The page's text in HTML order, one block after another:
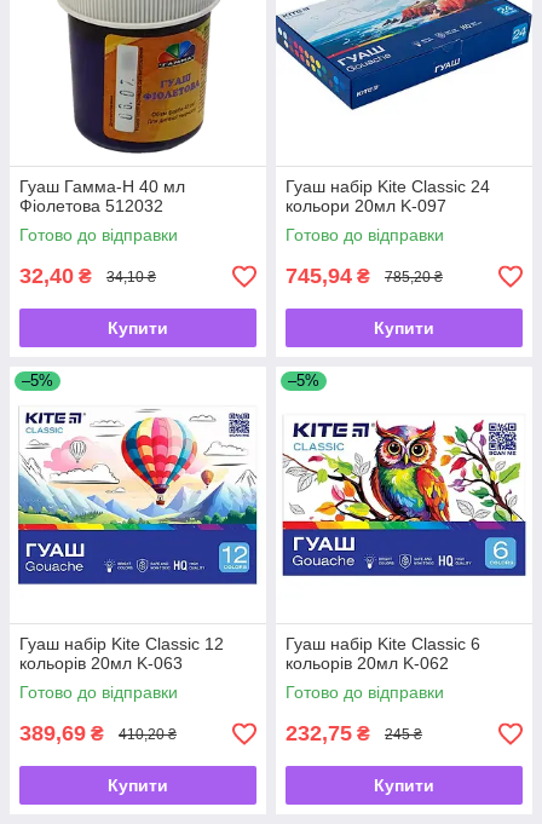
Гуаш Гамма-Н 40 мл
Фіолетова 512032
Готово до відправки
32,40 ₴ 34,10 ₴
Купити
Гуаш набір Kite Classic 24
кольори 20мл K-097
Готово до відправки
745,94 ₴ 785,20 ₴
Купити
–5%
Гуаш набір Kite Classic 12
кольорів 20мл K-063
Готово до відправки
389,69 ₴ 410,20 ₴
Купити
–5%
Гуаш набір Kite Classic 6
кольорів 20мл K-062
Готово до відправки
232,75 ₴ 245 ₴
Купити